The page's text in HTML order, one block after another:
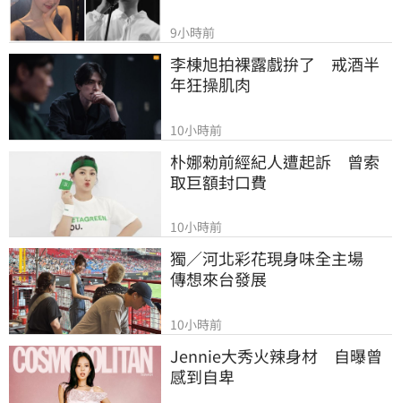
9小時前
李棟旭拍裸露戲拚了　戒酒半
年狂操肌肉
10小時前
朴娜勑前經紀人遭起訴　曾索
取巨額封口費
10小時前
獨／河北彩花現身味全主場
傳想來台發展
10小時前
Jennie大秀火辣身材　自曝曾
感到自卑